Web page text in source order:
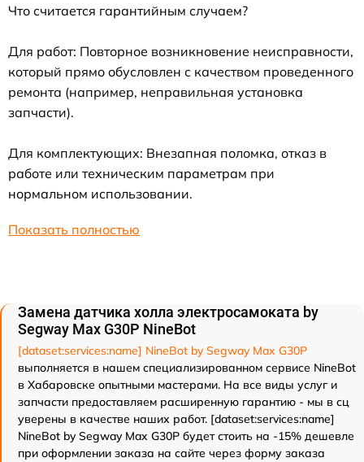
Что считается гарантийным случаем?
Для работ: Повторное возникновение неисправности,
который прямо обусловлен с качеством проведенного
ремонта (например, неправильная установка
запчасти).
Для комплектующих: Внезапная поломка, отказ в
работе или техническим параметрам при
нормальном использовании.
Показать полностью
Замена датчика холла электросамоката by
Segway Max G30P NineBot
[dataset:services:name] NineBot by Segway Max G30P
выполняется в нашем специализированном сервисе NineBot
в Хабаровске опытными мастерами. На все виды услуг и
запчасти предоставляем расширенную гарантию - мы в сц
уверены в качестве наших работ. [dataset:services:name]
NineBot by Segway Max G30P будет стоить на -15% дешевле
при оформлении заказа на сайте через форму заказа